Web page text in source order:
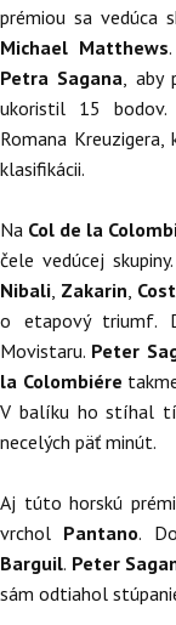
prémiou sa vedúca
Michael Matthews.
Petra Sagana ,
ukoristil 15 bodov.
Romana
klasifikácii.
Na Col de la
čele vedúcej
Nibali Zakarin
o etapový triumf.
Movistaru. Peter
la Colombiére
V balíku ho stíhal
necelých päť minút.
Aj túto horskú
vrchol Pantano.
Barguil. Peter
sám odtiahol